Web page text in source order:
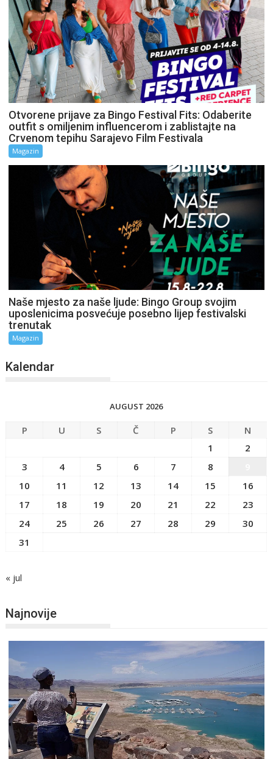
Otvorene prijave za Bingo Festival Fits: Odaberite
outfit s omiljenim influencerom i zablistajte na
Crvenom tepihu Sarajevo Film Festivala
Magazin
Naše mjesto za naše ljude: Bingo Group svojim
uposlenicima posvećuje posebno lijep festivalski
trenutak
Magazin
Kalendar
AUGUST 2026
P U S Č P S
N
1
2
3
4 5 6 7 8
10
11 12 13 14 15
16
17
18 19 20 21 22
23
24
25 26 27 28 29
30
31
« jul
Najnovije